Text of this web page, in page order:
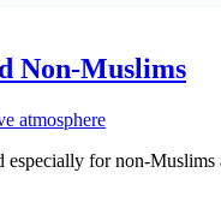
Non-Muslims
for non-